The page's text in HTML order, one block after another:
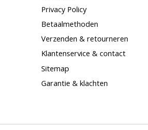
Privacy Policy
Betaalmethoden
Verzenden & retourneren
Klantenservice & contact
Sitemap
Garantie & klachten